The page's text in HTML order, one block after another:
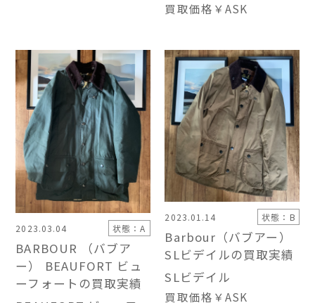
買取価格 ￥ASK
2023.03.04 状態：A
BARBOUR （バブア
ー） BEAUFORT ビュ
ーフォートの買取実績
2023.01.14 状態：B
Barbour（バブアー）
SLビデイルの買取実績
SLビデイル
買取価格 ￥ASK